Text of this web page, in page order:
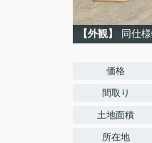
【外観】 同仕
価格
間取り
土地面積
所在地